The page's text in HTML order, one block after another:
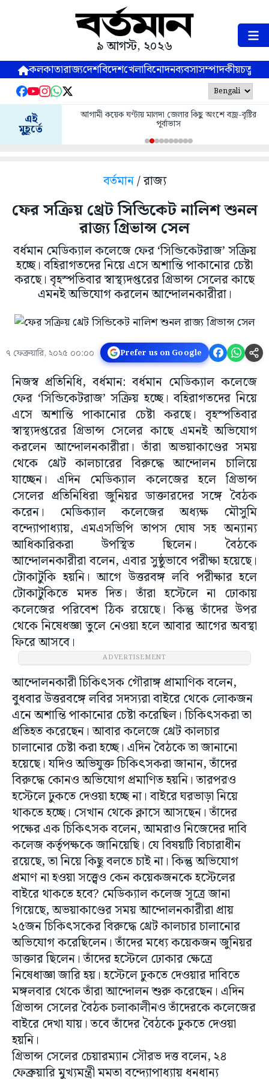
৯ আগস্ট, ২০২৬
কলকাতারাজ্যদেশবিদেশখেলাবিনোদনব্যবসাসম্পাদকীয়
এই
মুহূর্তে
আগামী কয়েক ঘণ্টায় মালদা জেলার কিছু অংশে বজ্র-বৃষ্টির
পূর্বাভাস
বর্তমান/ রাজ্য
ফের সক্রিয় থ্রেট সিন্ডিকেট নালিশ শুনল
রাজ্য গ্রিভান্স সেল
বর্ধমান মেডিক্যাল কলেজে ফের ‘সিন্ডিকেটরাজ’ সক্রিয়
হচ্ছে। বহিরাগতদের নিয়ে এসে অশান্তি পাকানোর চেষ্টা
করছে। বৃহস্পতিবার স্বাস্থ্যদপ্তরের গ্রিভান্স সেলের কাছে
এমনই অভিযোগ করলেন আন্দোলনকারীরা।
৭ ফেব্রুয়ারি, ২০২৫ ০০:০০ Prefer us on Google
নিজস্ব প্রতিনিধি, বর্ধমান: বর্ধমান মেডিক্যাল কলেজে
ফের ‘সিন্ডিকেটরাজ’ সক্রিয় হচ্ছে। বহিরাগতদের নিয়ে
এসে অশান্তি পাকানোর চেষ্টা করছে। বৃহস্পতিবার
স্বাস্থ্যদপ্তরের গ্রিভান্স সেলের কাছে এমনই অভিযোগ
করলেন আন্দোলনকারীরা। তাঁরা অভয়াকাণ্ডের সময়
থেকে থ্রেট কালচারের বিরুদ্ধে আন্দোলন চালিয়ে
যাচ্ছেন। এদিন মেডিক্যাল কলেজের হলে গ্রিভান্স
সেলের প্রতিনিধিরা জুনিয়র ডাক্তারদের সঙ্গে বৈঠক
করেন। মেডিক্যাল কলেজের অধ্যক্ষ মৌসুমি
বন্দ্যোপাধ্যায়, এমএসভিপি তাপস ঘোষ সহ অন্যান্য
আধিকারিকরা উপস্থিত ছিলেন। বৈঠকে
আন্দোলনকারীরা বলেন, এবার সুষ্ঠুভাবে পরীক্ষা হয়েছে।
টোকাটুকি হয়নি। আগে উত্তরবঙ্গ লবি পরীক্ষার হলে
টোকাটুকিতে মদত দিত। তাঁরা হস্টেলে না ঢোকায়
কলেজের পরিবেশ ঠিক রয়েছে। কিন্তু তাঁদের উপর
থেকে নিষেধজ্ঞা তুলে নেওয়া হলে আবার আগের অবস্থা
ফিরে আসবে।
ADVERTISEMENT
আন্দোলনকারী চিকিৎসক গৌরাঙ্গ প্রামাণিক বলেন,
বুধবার উত্তরবঙ্গে লবির সদস্যরা বাইরে থেকে লোকজন
এনে অশান্তি পাকানোর চেষ্টা করেছিল। চিকিৎসকরা তা
প্রতিহত করেছেন। আবার কলেজে থ্রেট কালচার
চালানোর চেষ্টা করা হচ্ছে। এদিন বৈঠকে তা জানানো
হয়েছে। যদিও অভিযুক্ত চিকিৎসকরা জানান, তাঁদের
বিরুদ্ধে কোনও অভিযোগ প্রমাণিত হয়নি। তারপরও
হস্টেলে ঢুকতে দেওয়া হচ্ছে না। বাইরে ঘরভাড়া নিয়ে
থাকতে হচ্ছে। সেখান থেকে ক্লাসে আসছেন। তাঁদের
পক্ষের এক চিকিৎসক বলেন, আমরাও নিজেদের দাবি
কলেজ কর্তৃপক্ষকে জানিয়েছি। যে বিষয়টি বিচারাধীন
রয়েছে, তা নিয়ে কিছু বলতে চাই না। কিন্তু অভিযোগ
প্রমাণ না হওয়া সত্ত্বেও কেন কয়েকজনকে হস্টেলের
বাইরে থাকতে হবে? মেডিক্যাল কলেজ সূত্রে জানা
গিয়েছে, অভয়াকাণ্ডের সময় আন্দোলনকারীরা প্রায়
২৫জন চিকিৎসকের বিরুদ্ধে থ্রেট কালচার চালানোর
অভিযোগ করেছিলেন। তাঁদের মধ্যে কয়েকজন জুনিয়র
ডাক্তার ছিলেন। তাঁদের হস্টেলে ঢোকার ক্ষেত্রে
নিষেধাজ্ঞা জারি হয়। হস্টেলে ঢুকতে দেওয়ার দাবিতে
মঙ্গলবার থেকে তাঁরা আন্দোলন শুরু করেছেন। এদিন
গ্রিভান্স সেলের বৈঠক চলাকালীনও তাঁদেরকে কলেজের
বাইরে দেখা যায়। তবে তাঁদের বৈঠকে ঢুকতে দেওয়া
হয়নি।
গ্রিভান্স সেলের চেয়ারম্যান সৌরভ দত্ত বলেন, ২৪
ফেব্রুয়ারি মুখ্যমন্ত্রী মমতা বন্দ্যোপাধ্যায় ধনধান্য